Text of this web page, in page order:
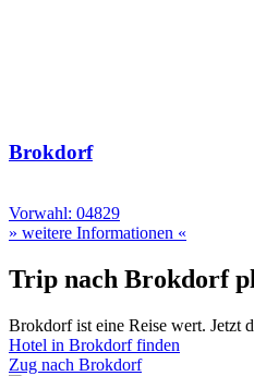
Brokdorf
Vorwahl: 04829
» weitere Informationen «
Trip nach Brokdorf
Brokdorf ist eine Reise wert. Jetzt
Hotel in Brokdorf finden
Zug nach Brokdorf